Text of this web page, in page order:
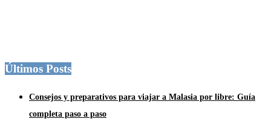
Últimos Posts
Consejos y preparativos para viajar a Malasia por libre: Guía
completa paso a paso